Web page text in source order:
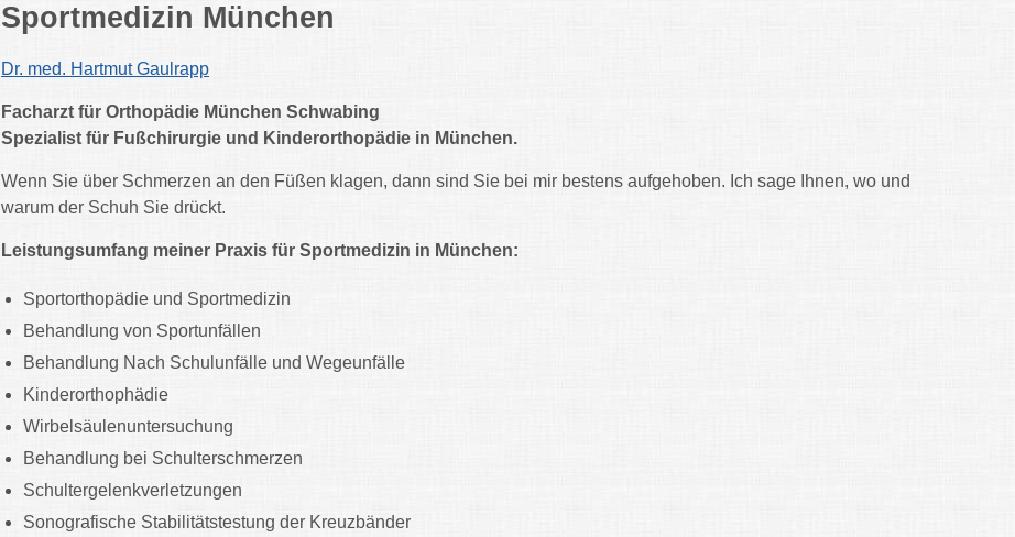
Sportmedizin München
Dr. med. Hartmut Gaulrapp
Facharzt für Orthopädie München Schwabing
Spezialist für Fußchirurgie und Kinderorthopädie in München.
Wenn Sie über Schmerzen an den Füßen klagen, dann sind Sie bei mir bestens aufgehoben. Ich sage Ihnen, wo und
warum der Schuh Sie drückt.
Leistungsumfang meiner Praxis für Sportmedizin in München:
Sportorthopädie und Sportmedizin
Behandlung von Sportunfällen
Behandlung Nach Schulunfälle und Wegeunfälle
Kinderorthophädie
Wirbelsäulenuntersuchung
Behandlung bei Schulterschmerzen
Schultergelenkverletzungen
Sonografische Stabilitätstestung der Kreuzbänder